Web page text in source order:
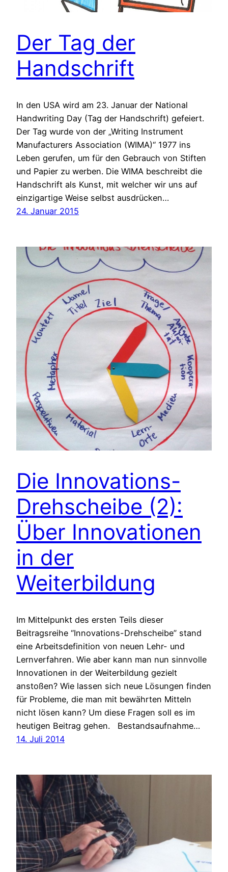
Der Tag der
Handschrift
In den USA wird am 23. Januar der National
Handwriting Day (Tag der Handschrift) gefeiert.
Der Tag wurde von der „Writing Instrument
Manufacturers Association (WIMA)“ 1977 ins
Leben gerufen, um für den Gebrauch von Stiften
und Papier zu werben. Die WIMA beschreibt die
Handschrift als Kunst, mit welcher wir uns auf
einzigartige Weise selbst ausdrücken…
24. Januar 2015
Die Innovations-
Drehscheibe (2):
Über Innovationen
in der
Weiterbildung
Im Mittelpunkt des ersten Teils dieser
Beitragsreihe “Innovations-Drehscheibe” stand
eine Arbeitsdefinition von neuen Lehr- und
Lernverfahren. Wie aber kann man nun sinnvolle
Innovationen in der Weiterbildung gezielt
anstoßen? Wie lassen sich neue Lösungen finden
für Probleme, die man mit bewährten Mitteln
nicht lösen kann? Um diese Fragen soll es im
heutigen Beitrag gehen. Bestandsaufnahme…
14. Juli 2014